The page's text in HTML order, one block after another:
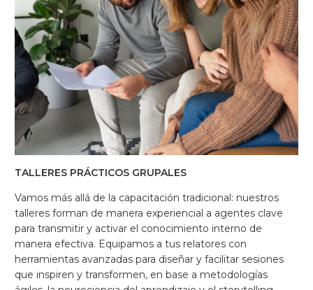
TALLERES PRÁCTICOS GRUPALES
Vamos más allá de la capacitación tradicional: nuestros
talleres forman de manera experiencial a agentes clave
para transmitir y activar el conocimiento interno de
manera efectiva. Equipamos a tus relatores con
herramientas avanzadas para diseñar y facilitar sesiones
que inspiren y transformen, en base a metodologías